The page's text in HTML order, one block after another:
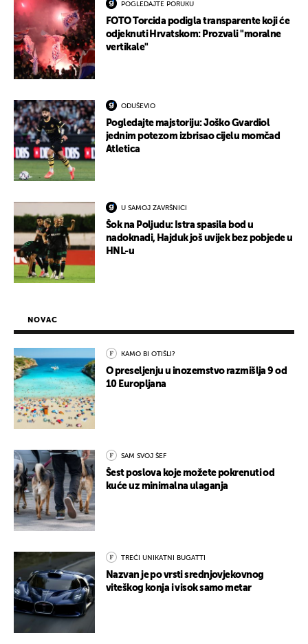
POGLEDAJTE PORUKU
FOTO Torcida podigla transparente koji će
odjeknuti Hrvatskom: Prozvali "moralne
vertikale"
ODUŠEVIO
Pogledajte majstoriju: Joško Gvardiol
jednim potezom izbrisao cijelu momčad
Atletica
U SAMOJ ZAVRŠNICI
Šok na Poljudu: Istra spasila bod u
nadoknadi, Hajduk još uvijek bez pobjede u
HNL-u
NOVAC
KAMO BI OTIŠLI?
O preseljenju u inozemstvo razmišlja 9 od
10 Europljana
SAM SVOJ ŠEF
Šest poslova koje možete pokrenuti od
kuće uz minimalna ulaganja
TREĆI UNIKATNI BUGATTI
Nazvan je po vrsti srednjovjekovnog
viteškog konja i visok samo metar